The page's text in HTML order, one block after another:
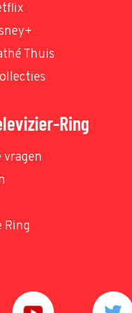
Thuis
Ring
vragen
Ring